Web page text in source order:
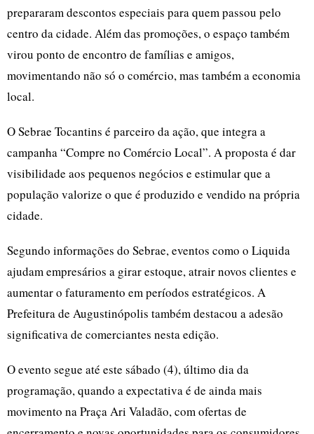
prepararam descontos especiais para quem passou pelo
centro da cidade. Além das promoções, o espaço também
virou ponto de encontro de famílias e amigos,
movimentando não só o comércio, mas também a economia
local.
O Sebrae Tocantins é parceiro da ação, que integra a
campanha “Compre no Comércio Local”. A proposta é dar
visibilidade aos pequenos negócios e estimular que a
população valorize o que é produzido e vendido na própria
cidade.
Segundo informações do Sebrae, eventos como o Liquida
ajudam empresários a girar estoque, atrair novos clientes e
aumentar o faturamento em períodos estratégicos. A
Prefeitura de Augustinópolis também destacou a adesão
significativa de comerciantes nesta edição.
O evento segue até este sábado (4), último dia da
programação, quando a expectativa é de ainda mais
movimento na Praça Ari Valadão, com ofertas de